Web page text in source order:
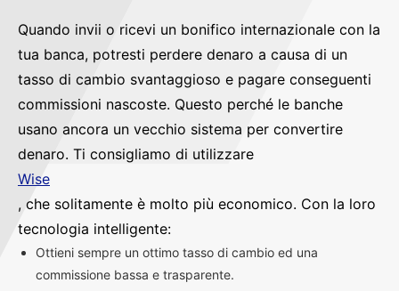
Quando invii o ricevi un bonifico internazionale con la
tua banca, potresti perdere denaro a causa di un
tasso di cambio svantaggioso e pagare conseguenti
commissioni nascoste. Questo perché le banche
usano ancora un vecchio sistema per convertire
denaro. Ti consigliamo di utilizzare
Wise
, che solitamente è molto più economico. Con la loro
tecnologia intelligente:
Ottieni sempre un ottimo tasso di cambio ed una
commissione bassa e trasparente.